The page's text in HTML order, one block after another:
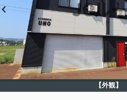
【外観】